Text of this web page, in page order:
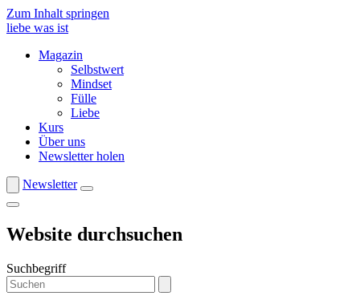
Zum Inhalt springen
liebe was ist
Magazin
Selbstwert
Mindset
Fülle
Liebe
Kurs
Über uns
Newsletter holen
Newsletter
Website durchsuchen
Suchbegriff